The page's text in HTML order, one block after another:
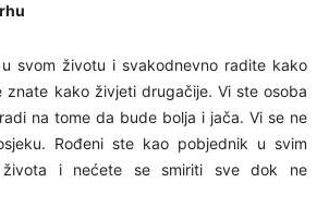
svom životu i svakodnevno radite kako
znate kako živjeti drugačije. Vi ste osoba
na tome da bude bolja i jača. Vi se ne
Rođeni ste kao pobjednik u svim
života i nećete se smiriti sve dok ne